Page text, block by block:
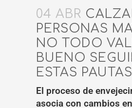
04 ABR
PERSONAS
NO TODO
BUENO
ESTAS PAUTAS
El proceso de
asocia con cambios